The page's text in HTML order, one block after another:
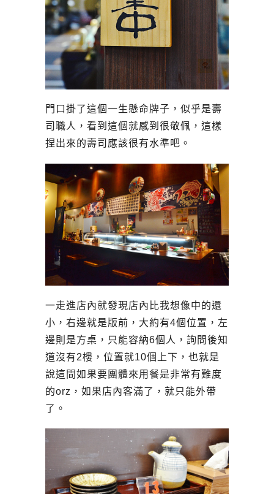
門口掛了這個一生懸命牌子，似乎是壽
司職人，看到這個就感到很敬佩，這樣
捏出來的壽司應該很有水準吧。
一走進店內就發現店內比我想像中的還
小，右邊就是版前，大約有4個位置，左
邊則是方桌，只能容納6個人，詢問後知
道沒有2樓，位置就10個上下，也就是
說這間如果要團體來用餐是非常有難度
的orz，如果店內客滿了，就只能外帶
了。